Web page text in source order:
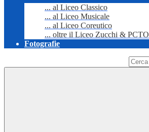
... al Liceo Classico
... al Liceo Musicale
... al Liceo Coreutico
... oltre il Liceo Zucchi & PCTO
Fotografie